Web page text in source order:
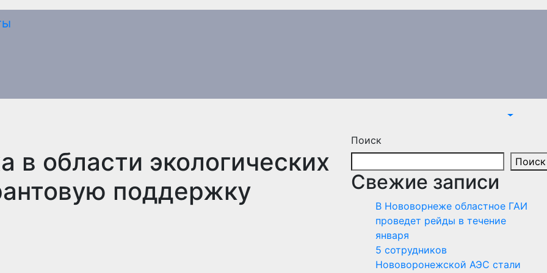
области экологических
поддержку
Поиск
Поиск
Свежие записи
В Нововорнеже областное ГАИ
проведет рейды в течение
января
5 сотрудников
Нововоронежской АЭС стали